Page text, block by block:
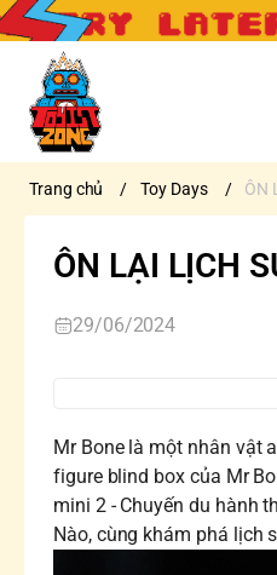
Trang chủ / Toy Days / ÔN
ÔN LẠI LỊCH
29/06/2024
Mr Bone là một nhân vật
figure blind box của Mr
mini 2 - Chuyến du hành
Nào, cùng khám phá lịch